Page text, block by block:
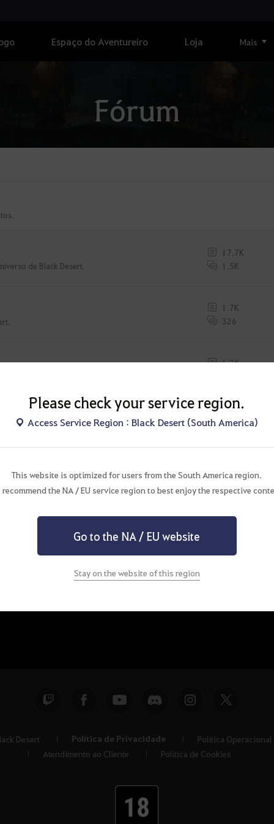
Please check your service region.
Access Service Region : Black Desert (South America)
This website is optimized for users from the South America region.
recommend the NA / EU service region to best enjoy the respective
Go to the NA / EU website
Stay on the website of this region
Espaço do Aventureiro Loja Mais
Fórum
de Black Desert.
17.7K
1.5K
1.7K
326
para a Guilda.
1.2K
Desert.
1.3K
com Black Desert.
2.8K
Desert Política de Privacidade Política Operacional
Atendimento ao Cliente
Política de Cookies